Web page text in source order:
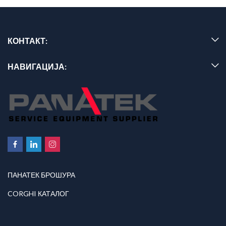
КОНТАКТ:
НАВИГАЦИЈА:
ПАНАТЕК БРОШУРА
CORGHI КАТАЛОГ